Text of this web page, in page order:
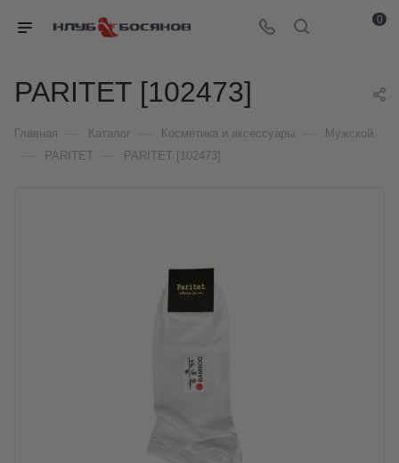
0
PARITET [102473]
Главная Каталог Косметика и аксессуары Мужской
PARITET PARITET [102473]